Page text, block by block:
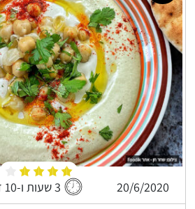
20/6/2020 3 שעות ו-10 דקות